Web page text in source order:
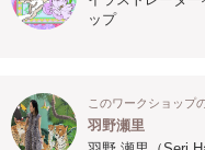
ップ
このワークショップ
羽野瀬里